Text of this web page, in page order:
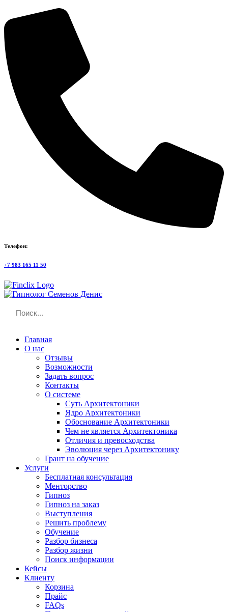
Телефон:
+7 983 165 11 50
Главная
О нас
Отзывы
Возможности
Задать вопрос
Контакты
О системе
Суть Архитектоники
Ядро Архитектоники
Обоснование Архитектоники
Чем не является Архитектоника
Отличия и превосходства
Эволюция через Архитектонику
Грант на обучение
Услуги
Бесплатная консультация
Менторство
Гипноз
Гипноз на заказ
Выступления
Решить проблему
Обучение
Разбор бизнеса
Разбор жизни
Поиск информации
Кейсы
Клиенту
Корзина
Прайс
FAQs